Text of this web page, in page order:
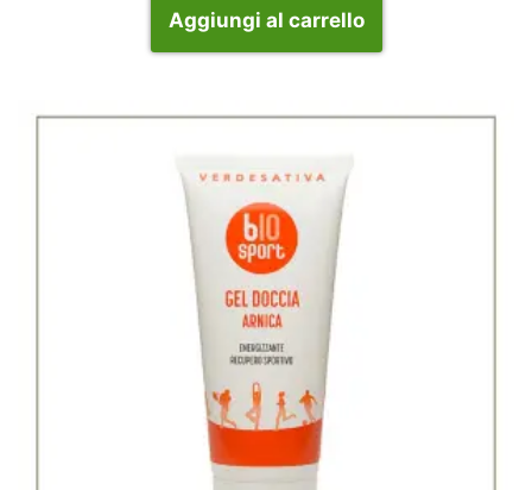
Aggiungi al carrello